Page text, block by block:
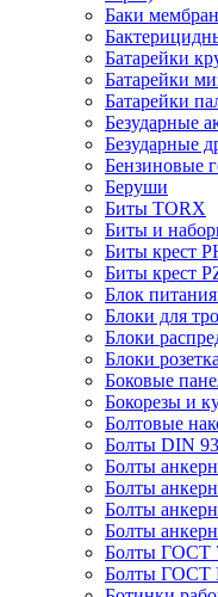
Баки
Батарейки
Батарейки
Батарейки
Безударные
Безударные
Бензиновые
Беруши
Биты TORX
Биты и
Биты крест
Биты крест
Блок
Блоки для
Блоки
Блоки
Боковые
Бокорезы и
Болтовые
Болты DIN
Болты
Болты
Болты
Болты
Болты ГОСТ
Болты ГОСТ